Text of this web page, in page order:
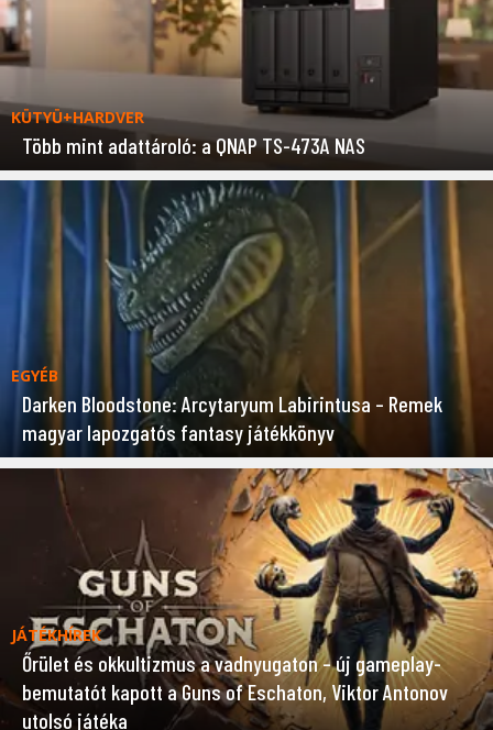
KÜTYÜ+HARDVER
Több mint adattároló: a QNAP TS-473A NAS
EGYÉB
Darken Bloodstone: Arcytaryum Labirintusa – Remek
magyar lapozgatós fantasy játékkönyv
JÁTÉKHÍREK
Őrület és okkultizmus a vadnyugaton – új gameplay-
bemutatót kapott a Guns of Eschaton, Viktor Antonov
utolsó játéka